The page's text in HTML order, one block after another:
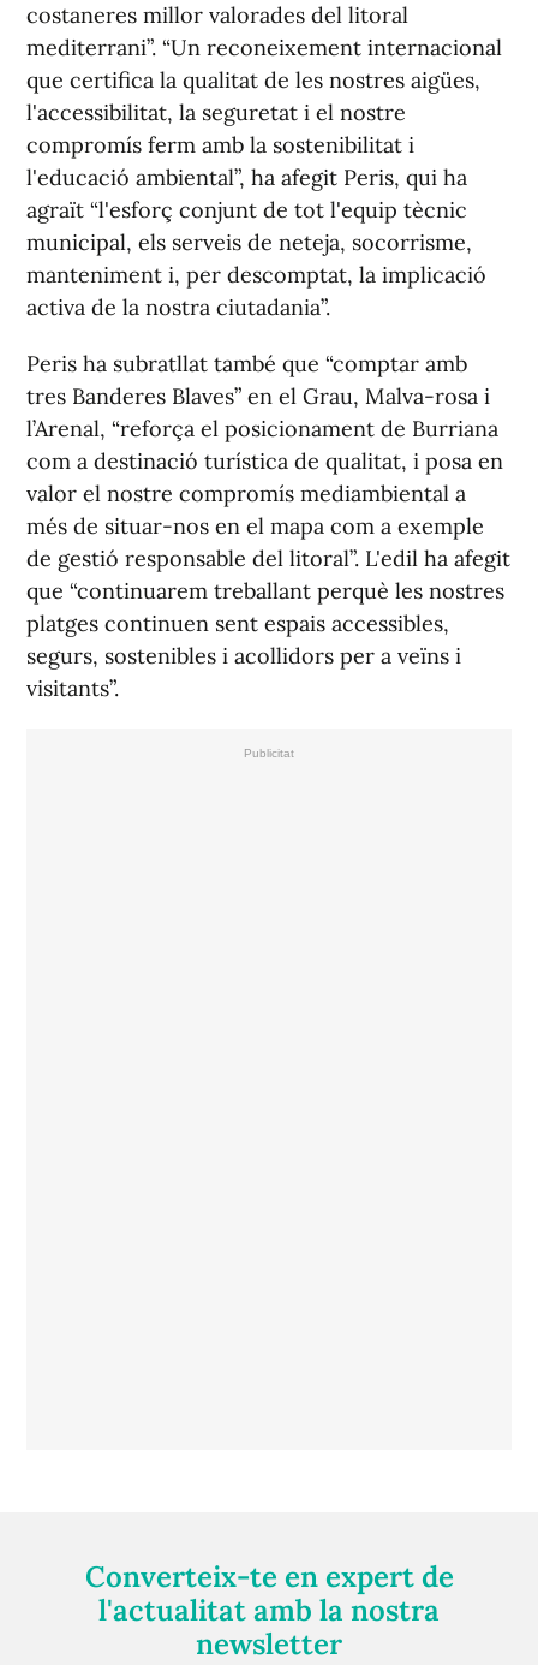
costaneres millor valorades del litoral
mediterrani”. “Un reconeixement internacional
que certifica la qualitat de les nostres aigües,
l'accessibilitat, la seguretat i el nostre
compromís ferm amb la sostenibilitat i
l'educació ambiental”, ha afegit Peris, qui ha
agraït “l'esforç conjunt de tot l'equip tècnic
municipal, els serveis de neteja, socorrisme,
manteniment i, per descomptat, la implicació
activa de la nostra ciutadania”.
Peris ha subratllat també que “comptar amb
tres Banderes Blaves” en el Grau, Malva-rosa i
l’Arenal, “reforça el posicionament de Burriana
com a destinació turística de qualitat, i posa en
valor el nostre compromís mediambiental a
més de situar-nos en el mapa com a exemple
de gestió responsable del litoral”. L'edil ha afegit
que “continuarem treballant perquè les nostres
platges continuen sent espais accessibles,
segurs, sostenibles i acollidors per a veïns i
visitants”.
Converteix-te en expert de
l'actualitat amb la nostra
newsletter